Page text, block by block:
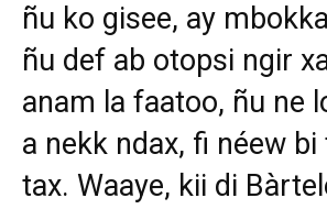
ñu ko gisee, ay
ñu def ab otopsi ngir
anam la faatoo, ñu ne
a nekk ndax, fi néew
tax. Waaye, kii di